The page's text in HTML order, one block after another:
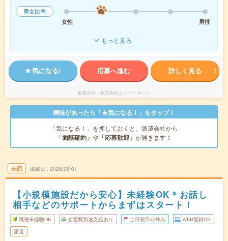
男女比率
女性
男性
もっと見る
気になる! 応募へ進む 詳しく見る
派遣会社 株式会社ニッソーネット
興味があったら「★気になる！」をタップ！
「気になる！」を押しておくと、派遣会社から
「面談確約」 や 「応募歓迎」 が届きます！
未読 掲載日 2026/08/01
【小規模施設だから安心】未経験OK＊お話し
相手などのサポートからまずはスタート！
職種未経験OK 交通費別途支給あり 土日祝日が休み WEB登録OK
派遣